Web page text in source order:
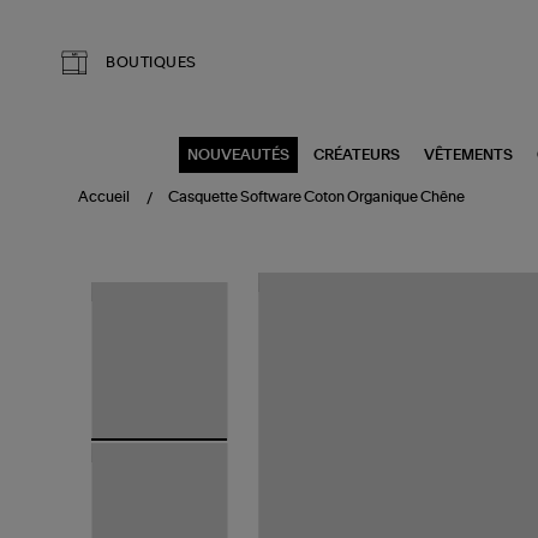
BOUTIQUES
NOUVEAUTÉS CRÉATEURS VÊTEMENTS
Accueil Casquette Software Coton Organique Chêne